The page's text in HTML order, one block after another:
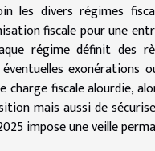
les divers régimes
fiscale pour une
régime définit des
exonérations
charge fiscale alourdie,
mais aussi de
impose une veille